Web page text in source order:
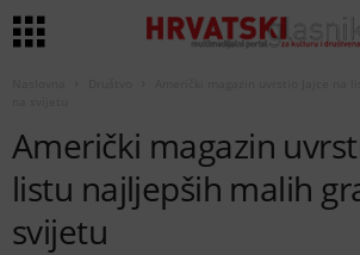
Američki magazin
listu najljepših malih
svijetu